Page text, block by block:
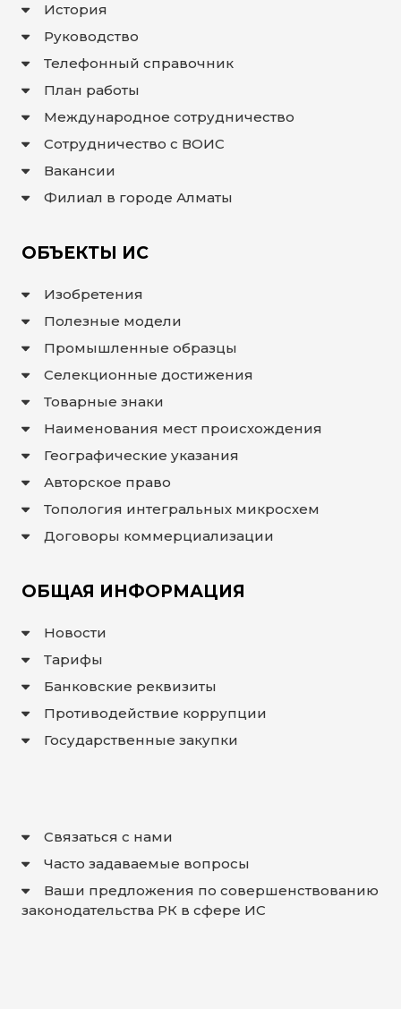
История
Руководство
Телефонный справочник
План работы
Международное сотрудничество
Сотрудничество с ВОИС
Вакансии
Филиал в городе Алматы
ОБЪЕКТЫ ИС
Изобретения
Полезные модели
Промышленные образцы
Селекционные достижения
Товарные знаки
Наименования мест происхождения
Географические указания
Авторское право
Топология интегральных микросхем
Договоры коммерциализации
ОБЩАЯ ИНФОРМАЦИЯ
Новости
Тарифы
Банковские реквизиты
Противодействие коррупции
Государственные закупки
Связаться с нами
Часто задаваемые вопросы
Ваши предложения по совершенствованию
законодательства РК в сфере ИС